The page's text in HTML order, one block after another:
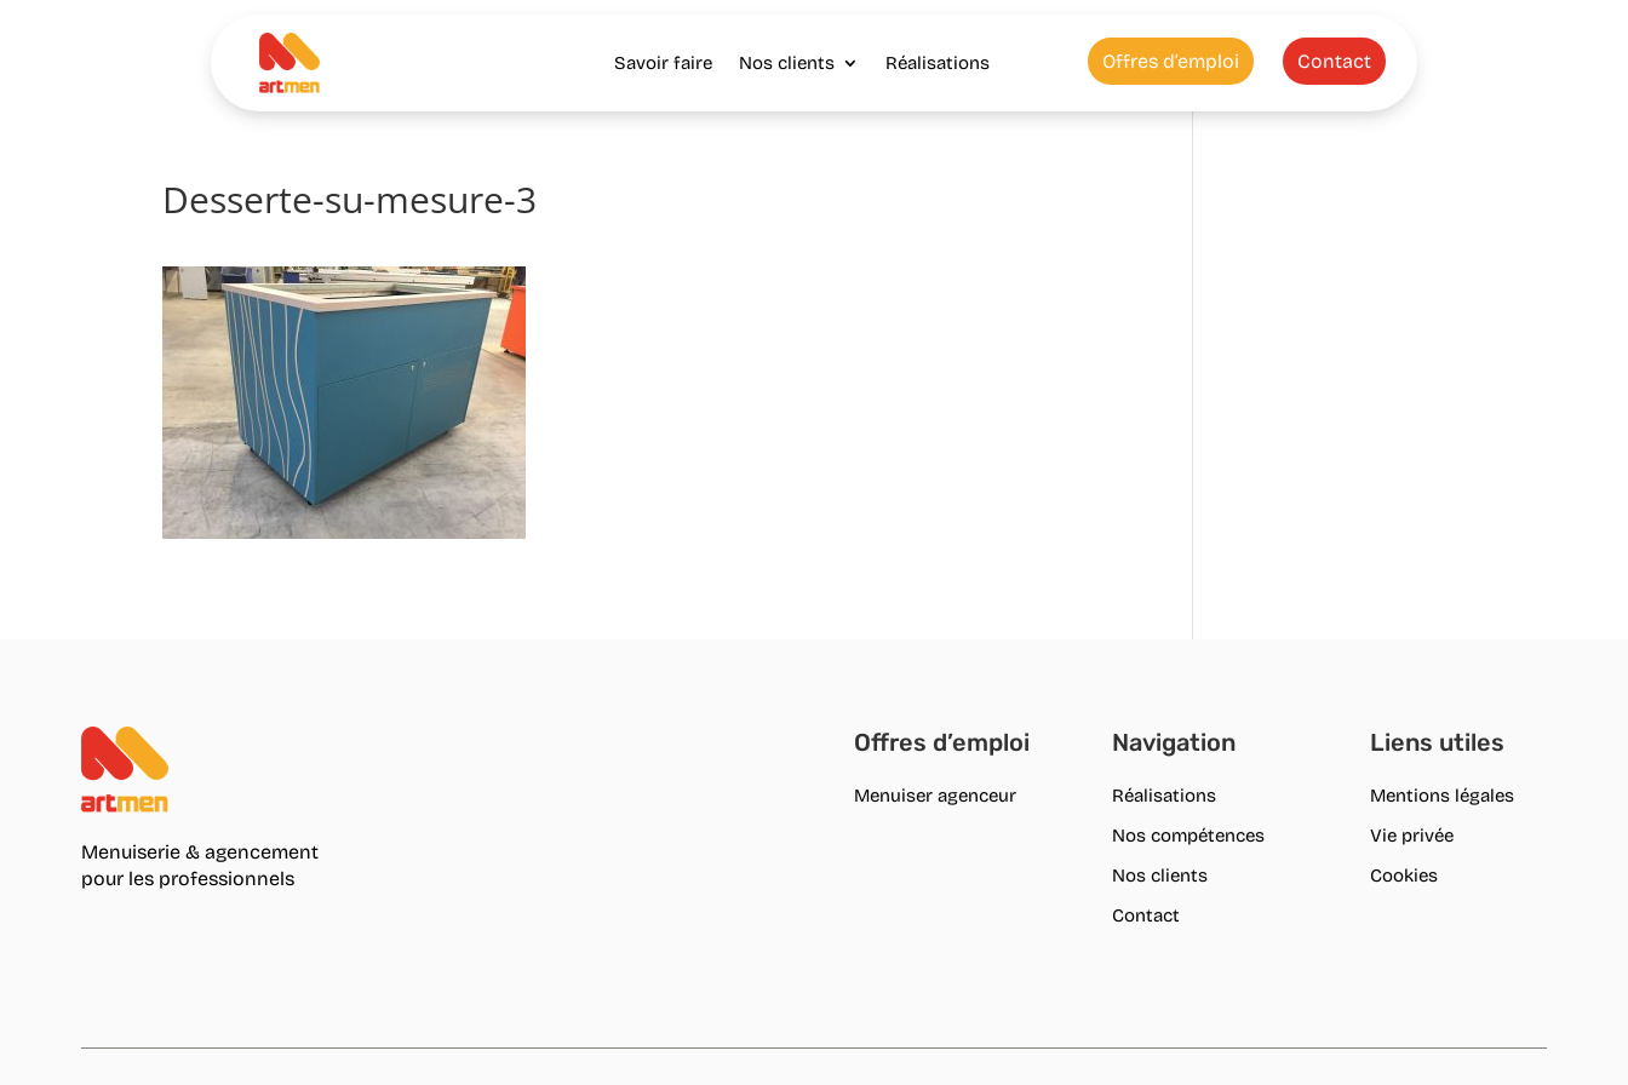
Savoir faire Nos clients Réalisations Offres d’emploi Contact
Desserte-su-mesure-3
Menuiserie & agencement
pour les professionnels
Offres d’emploi
Menuiser agenceur
Navigation
Réalisations
Nos compétences
Nos clients
Contact
Liens utiles
Mentions légales
Vie privée
Cookies